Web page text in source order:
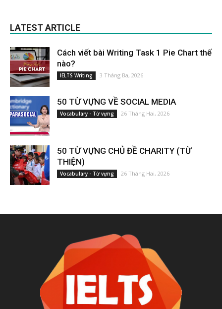
LATEST ARTICLE
Cách viết bài Writing Task 1 Pie Chart thế
nào?
IELTS Writing 3 Tháng Ba, 2026
50 TỪ VỰNG VỀ SOCIAL MEDIA
Vocabulary - Từ vựng 26 Tháng Hai, 2026
50 TỪ VỰNG CHỦ ĐỀ CHARITY (TỪ
THIỆN)
Vocabulary - Từ vựng 26 Tháng Hai, 2026